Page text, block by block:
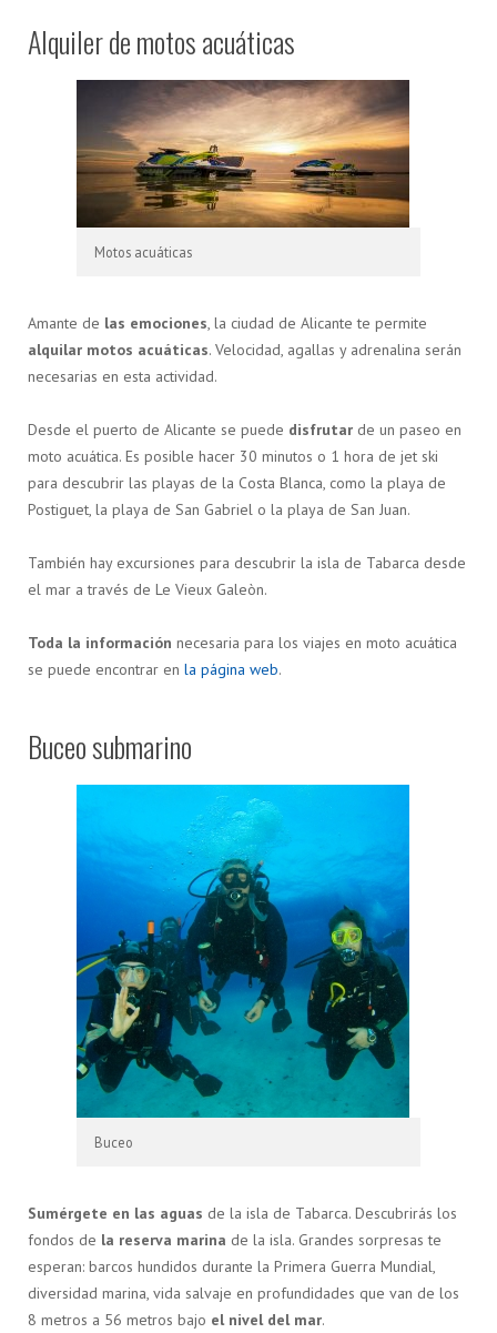
Alquiler de motos acuáticas
Motos acuáticas
Amante de las emociones, la ciudad de Alicante te permite
alquilar motos acuáticas. Velocidad, agallas y adrenalina serán
necesarias en esta actividad.
Desde el puerto de Alicante se puede disfrutar de un paseo en
moto acuática. Es posible hacer 30 minutos o 1 hora de jet ski
para descubrir las playas de la Costa Blanca, como la playa de
Postiguet, la playa de San Gabriel o la playa de San Juan.
También hay excursiones para descubrir la isla de Tabarca desde
el mar a través de Le Vieux Galeòn.
Toda la información necesaria para los viajes en moto acuática
se puede encontrar en la página web.
Buceo submarino
Buceo
Sumérgete en las aguas de la isla de Tabarca. Descubrirás los
fondos de la reserva marina de la isla. Grandes sorpresas te
esperan: barcos hundidos durante la Primera Guerra Mundial,
diversidad marina, vida salvaje en profundidades que van de los
8 metros a 56 metros bajo el nivel del mar.